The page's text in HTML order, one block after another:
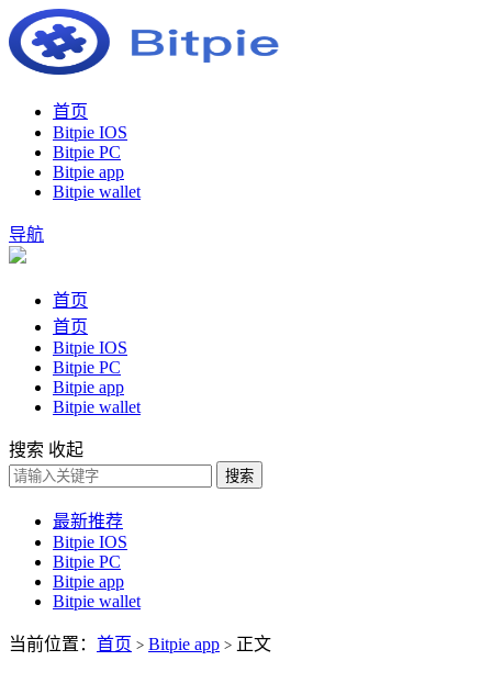
首页
Bitpie IOS
Bitpie PC
Bitpie app
Bitpie wallet
导航
首页
首页
Bitpie IOS
Bitpie PC
Bitpie app
Bitpie wallet
搜索 收起
搜索
最新推荐
Bitpie IOS
Bitpie PC
Bitpie app
Bitpie wallet
当前位置： 首页 > Bitpie app > 正文